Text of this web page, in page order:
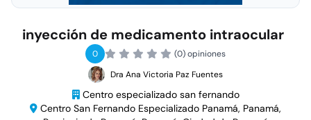
inyección de medicamento intraocular
0
(0) opiniones
Dra Ana Victoria Paz Fuentes
Centro especializado san fernando
Centro San Fernando Especializado Panamá, Panamá,